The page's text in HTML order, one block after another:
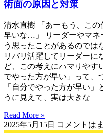
術面の原因と対策
清水直樹 「あーもう、こ
早いな…」 リーダーやマネ
う思ったことがあるのでは
リバリ活躍してリーダーに
ど、この考えにハマりやす
でやった方が早い」って、
「自分でやった方が早い
うに見えて、実は大きな
Read More »
2025年5月15日 コメントは